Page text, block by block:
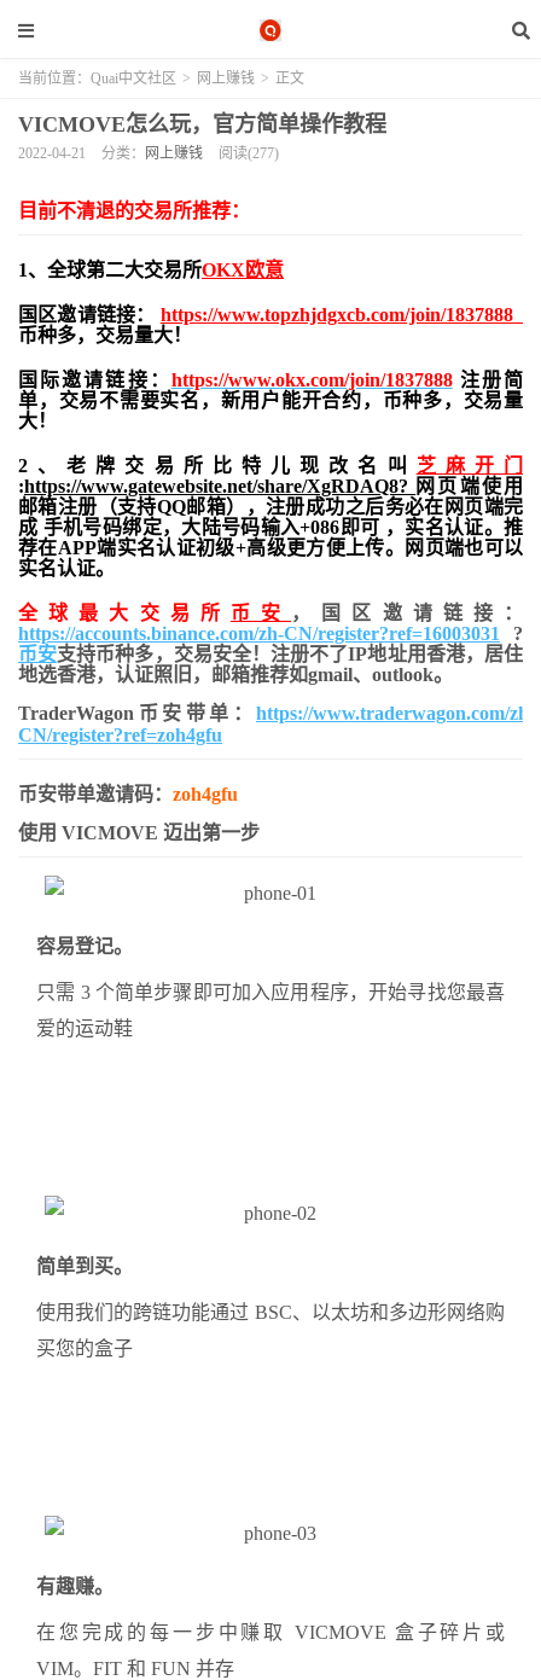
当前位置： Quai中文社区 > 网上赚钱 > 正文
VICMOVE怎么玩，官方简单操作教程
2022-04-21 分类： 网上赚钱 阅读(277)
目前不清退的交易所推荐：
1、全球第二大交易所OKX欧意
国区邀请链接： https://www.topzhjdgxcb.com/join/1837888
币种多，交易量大！
国际邀请链接： https://www.okx.com/join/1837888注册简
单，交易不需要实名，新用户能开合约， 币种多，交易量
大！
2、老牌交易所比特儿现改名叫 芝麻开门
:https://www.gatewebsite.net/share/XgRDAQ8? 网页端使用
邮箱注册（支持QQ邮箱），注册成功之后务必在网页端完
成 手机号码绑定，大陆号码输入+086即可 ，实名认证。推
荐在APP端实名认证初级+高级更方便上传。网页端也可以
实名认证。
全球最大交易所 币安
，国区邀请链接：
https://accounts.binance.com/zh-CN/register?ref=16003031
?
币安支持币种多，交易安全！注册不了IP地址用香港，居住
地选香港，认证照旧， 邮箱推荐如gmail、outlook。
TraderWagon币安带单： https://www.traderwagon.com/zh-
CN/register?ref=zoh4gfu
币安带单邀请码： zoh4gfu
使用 VICMOVE 迈出第一步
容易登记。
只需 3 个简单步骤即可加入应用程序，开始寻找您最喜
爱的运动鞋
简单到买。
使用我们的跨链功能通过 BSC、以太坊和多边形网络购
买您的盒子
有趣赚。
在您完成的每一步中赚取 VICMOVE 盒子碎片或
VIM。FIT 和 FUN 并存